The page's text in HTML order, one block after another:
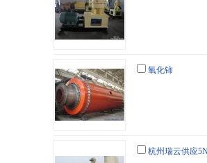
氧化铈
杭州瑞云供应